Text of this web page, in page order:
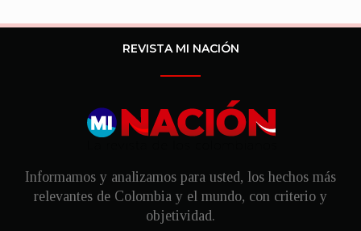
REVISTA MI NACIÓN
Informamos y analizamos para usted, los hechos más
relevantes de Colombia y el mundo, con criterio y
objetividad.